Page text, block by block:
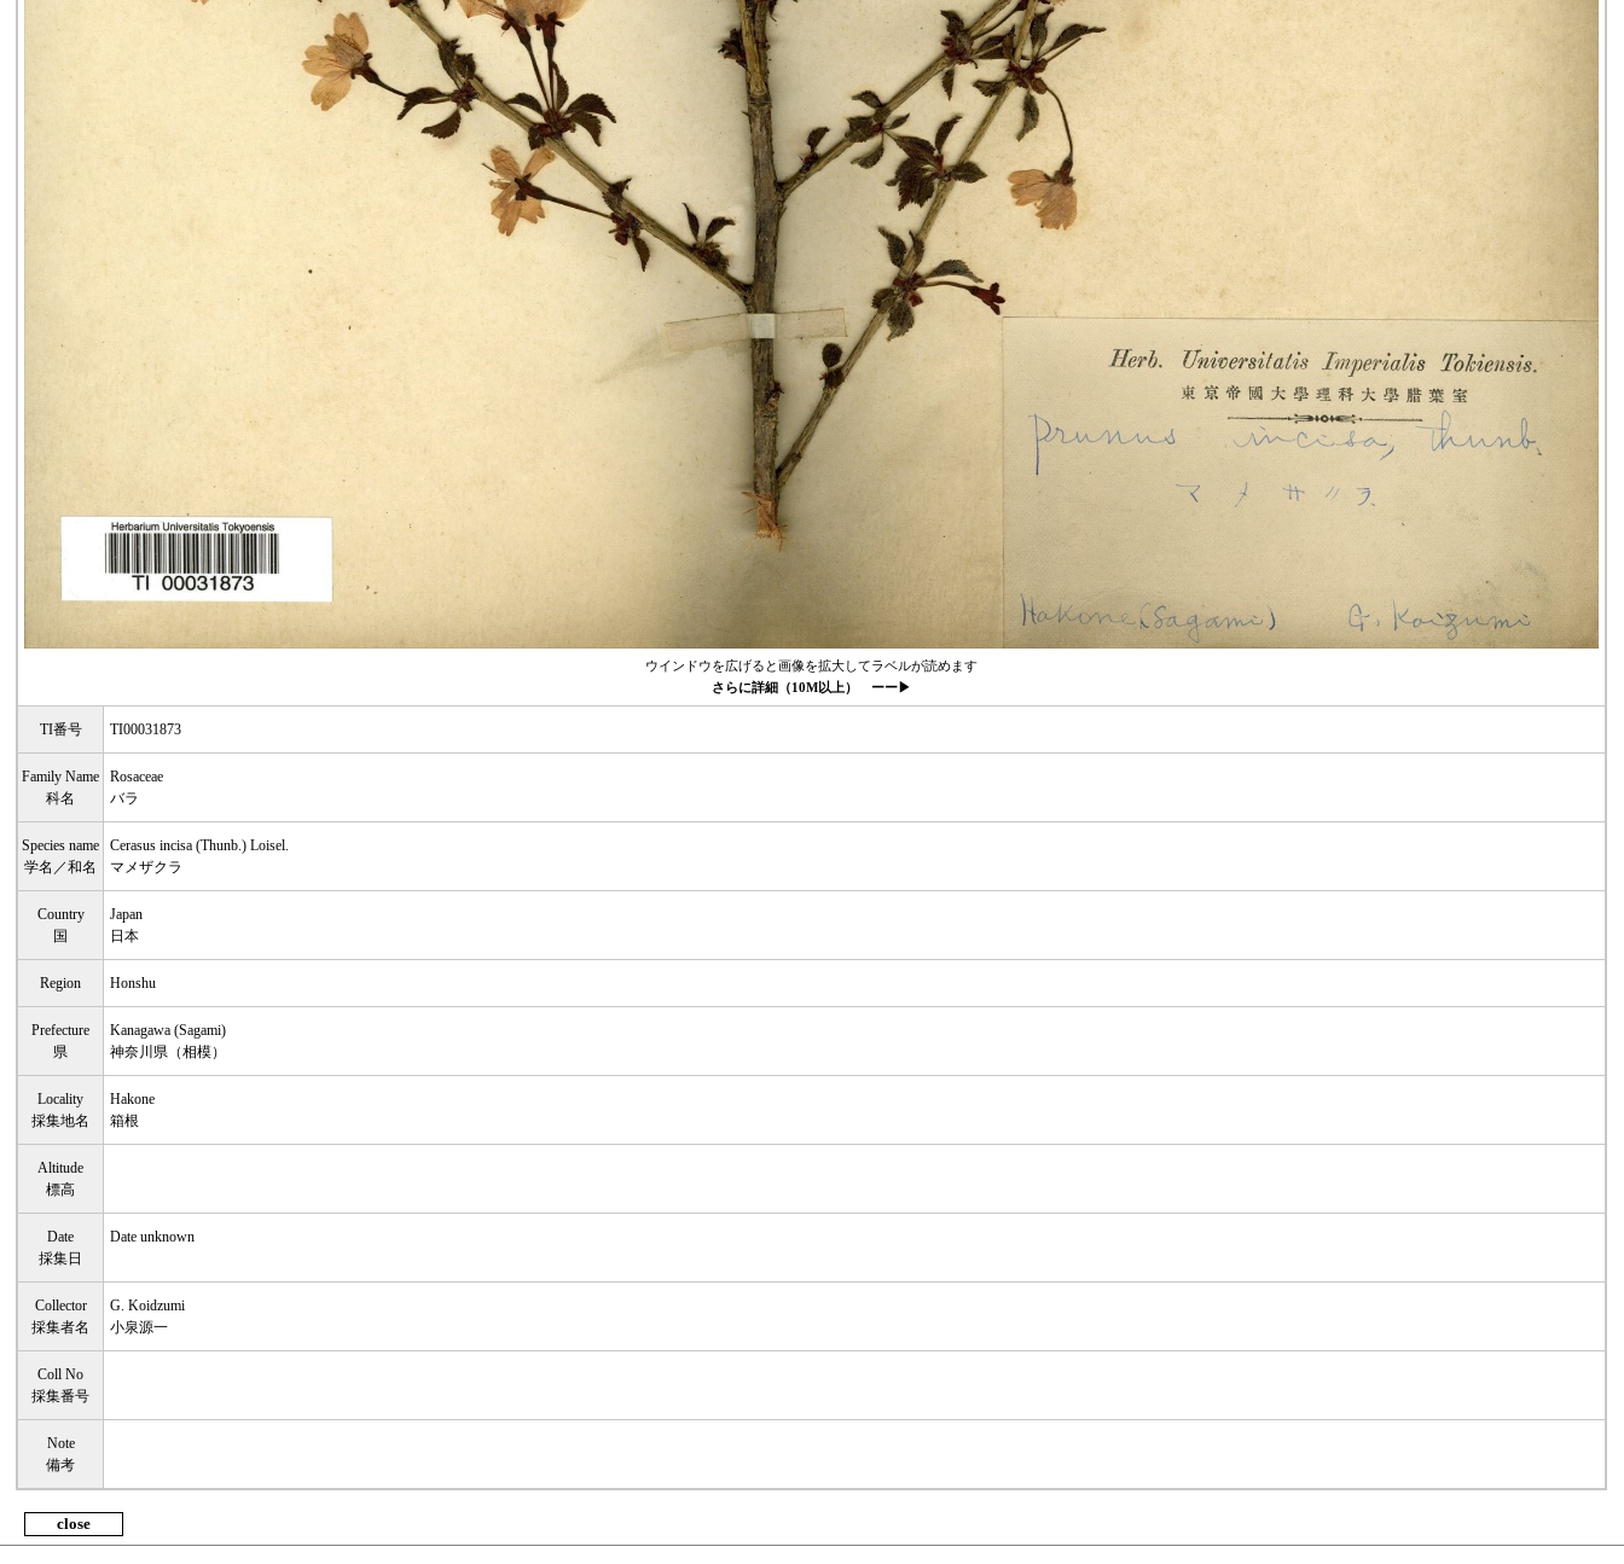
ウインドウを広げると画像を拡大してラベルが読めます
さらに詳細（10M以上） ーー▶︎
TI番号 TI00031873
Family Name
科名
Rosaceae
バラ
Species name
学名／和名
Cerasus incisa (Thunb.) Loisel.
マメザクラ
Country
国
Japan
日本
Region Honshu
Prefecture
県
Kanagawa (Sagami)
神奈川県（相模）
Locality
採集地名
Hakone
箱根
Altitude
標高
Date
採集日
Date unknown
Collector
採集者名
G. Koidzumi
小泉源一
Coll No
採集番号
Note
備考
close